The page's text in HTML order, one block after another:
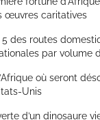
œuvres caritatives
des routes
par volume
où seront
Unis
d’un dinosaure